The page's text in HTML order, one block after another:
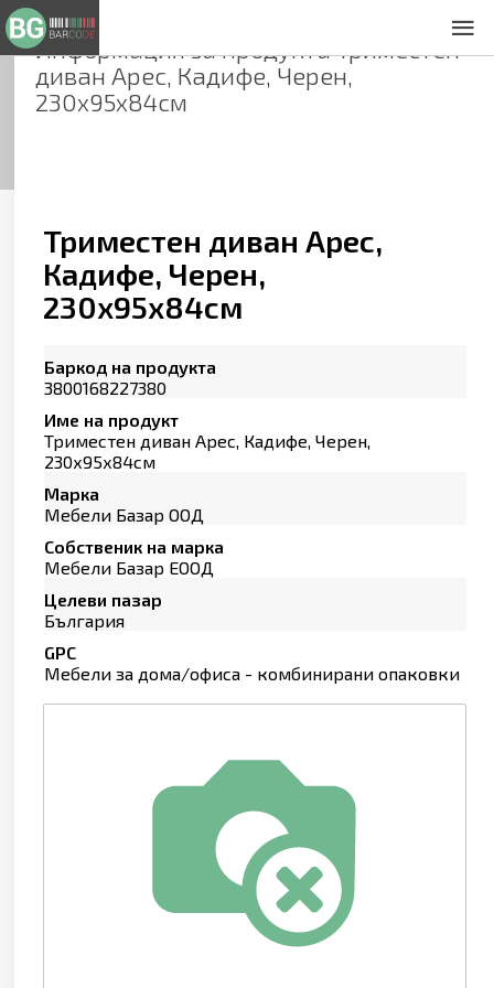
Информация за продуктаТриместен
диван Арес, Кадифе, Черен,
230х95х84см
Триместен диван Арес,
Кадифе, Черен,
230х95х84см
Баркод на продукта
3800168227380
Име на продукт
Триместен диван Арес, Кадифе, Черен,
230х95х84см
Марка
Мебели Базар ООД
Собственик на марка
Мебели Базар ЕООД
Целеви пазар
България
GPC
Мебели за дома/офиса - комбинирани опаковки
Общи условия
Декларация за проверителност